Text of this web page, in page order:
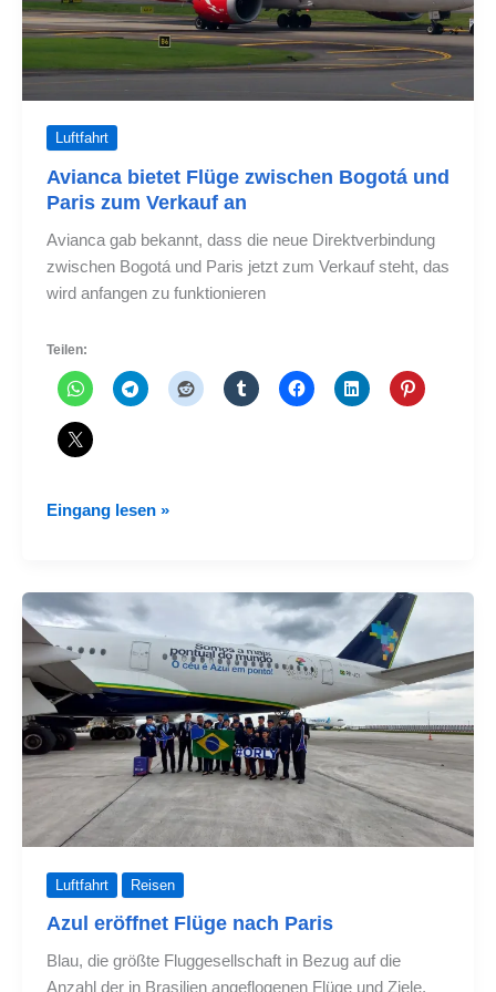
Luftfahrt
Avianca bietet Flüge zwischen Bogotá und
Paris zum Verkauf an
Avianca gab bekannt, dass die neue Direktverbindung
zwischen Bogotá und Paris jetzt zum Verkauf steht, das
wird anfangen zu funktionieren
Teilen:
Avianca
zwischen
Bogotá
und
Paris
zum
Verkauf
an
Eingang lesen »
Luftfahrt Reisen
Azul eröffnet Flüge nach Paris
Blau, die größte Fluggesellschaft in Bezug auf die
Anzahl der in Brasilien angeflogenen Flüge und Ziele,